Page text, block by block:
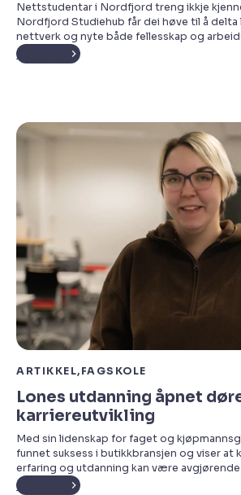
Nettstudentar i Nordfjord treng ikkje
Nordfjord Studiehub får dei høve til å delta
nettverk og nyte både fellesskap og
Les mer
ARTIKKEL FAGSKOLE
Lones utdanning åpnet
karriereutvikling
Med sin lidenskap for faget og
funnet suksess i butikkbransjen og viser at
erfaring og utdanning kan være avgjørende
konkurransepreget arbeidsmarked.
Les mer